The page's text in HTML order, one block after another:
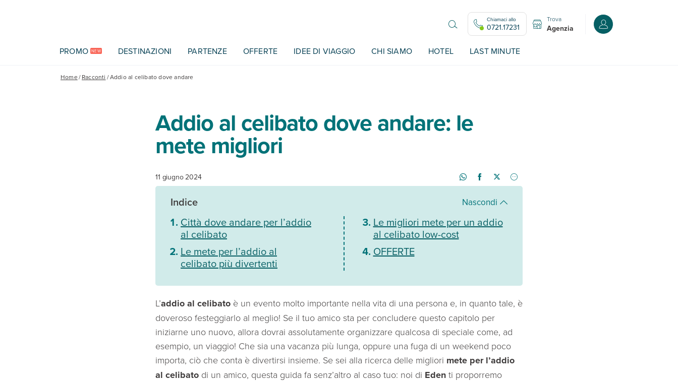
Chiamaci allo
0721.17231
Trova
Agenzia Accedi o registrati
PROMO NEW DESTINAZIONI PARTENZE OFFERTE IDEE DI VIAGGIO CHI SIAMO HOTEL LAST MINUTE
Home/Racconti /Addio al celibato dove andare
Addio al celibato dove andare: le
mete migliori
11 giugno 2024
Indice Nascondi
Città dove andare per l’addio
al celibato
Le mete per l’addio al
celibato più divertenti
Le migliori mete per un addio
al celibato low-cost
OFFERTE
L’addio al celibato è un evento molto importante nella vita di una persona e, in quanto tale, è
doveroso festeggiarlo al meglio! Se il tuo amico sta per concludere questo capitolo per
iniziarne uno nuovo, allora dovrai assolutamente organizzare qualcosa di speciale come, ad
esempio, un viaggio! Che sia una vacanza più lunga, oppure una fuga di un weekend poco
importa, ciò che conta è divertirsi insieme. Se sei alla ricerca delle migliori mete per l’addio
al celibato di un amico, questa guida fa senz’altro al caso tuo: noi di Eden ti proporremo